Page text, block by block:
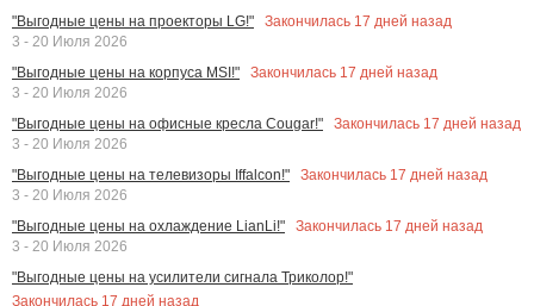
"Выгодные цены на проекторы LG!"
Закончилась 17 дней назад
3 - 20 Июля 2026
"Выгодные цены на корпуса MSI!"
Закончилась 17 дней назад
3 - 20 Июля 2026
"Выгодные цены на офисные кресла Cougar!"
Закончилась 17 дней назад
3 - 20 Июля 2026
"Выгодные цены на телевизоры Iffalcon!"
Закончилась 17 дней назад
3 - 20 Июля 2026
"Выгодные цены на охлаждение LianLi!"
Закончилась 17 дней назад
3 - 20 Июля 2026
"Выгодные цены на усилители сигнала Триколор!"
Закончилась 17 дней назад